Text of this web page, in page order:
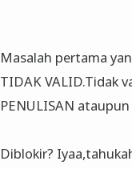
Masalah pertama
TIDAK VALID.Tidak
PENULISAN
Diblokir?